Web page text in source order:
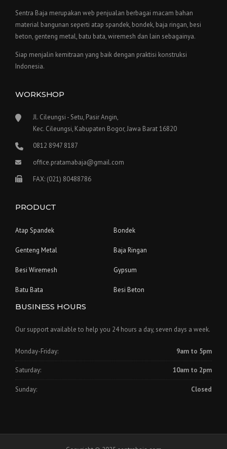
Sentra Baja merupakan web penjualan berbagai macam bahan
material bangunan seperti atap spandek, bondek, baja ringan, besi
beton, genteng metal, batu bata, wiremesh dan lain sebagainya.
Siap menjalin kemitraan yang baik dengan praktisi konstruksi
Indonesia.
WORKSHOP
Jl. Cileungsi - Setu, Pasir Angin,
Kec. Cileungsi, Kabupaten Bogor, Jawa Barat 16820
0812 8947 8187
office.pratamabaja@gmail.com
FAX: (021) 80488786
PRODUCT
Atap Spandek Bondek
Genteng Metal Baja Ringan
Besi Wiremesh Gypsum
Batu Bata Besi Beton
BUSINESS HOURS
Our support available to help you 24 hours a day, seven days a week.
Monday-Friday: 9am to 5pm
Saturday: 10am to 2pm
Sunday: Closed